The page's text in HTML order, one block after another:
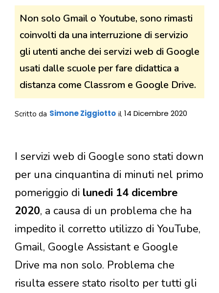
Non solo Gmail o Youtube, sono rimasti
coinvolti da una interruzione di servizio
gli utenti anche dei servizi web di Google
usati dalle scuole per fare didattica a
distanza come Classrom e Google Drive.
Scritto da Simone Ziggiotto il 14 Dicembre 2020
I servizi web di Google sono stati down
per una cinquantina di minuti nel primo
pomeriggio di lunedi 14 dicembre
2020, a causa di un problema che ha
impedito il corretto utilizzo di YouTube,
Gmail, Google Assistant e Google
Drive ma non solo. Problema che
risulta essere stato risolto per tutti gli